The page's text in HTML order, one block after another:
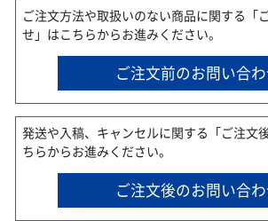
ご注文方法や取扱いのない商品に関する「
せ」はこちらからお進みください。
ご注文前のお問い合
発送や入稿、キャンセルに関する「ご注文
ちらからお進みください。
ご注文後のお問い合